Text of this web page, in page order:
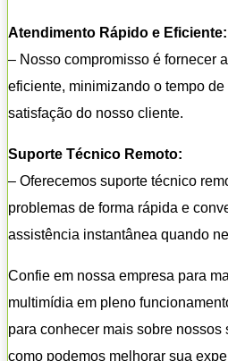
Atendimento Rápido e Eficiente:
– Nosso compromisso é fornecer
eficiente, minimizando o tempo
satisfação do nosso cliente.
Suporte Técnico Remoto:
– Oferecemos suporte técnico
problemas de forma rápida e
assistência instantânea quando
Confie em nossa empresa para
multimídia em pleno
para conhecer mais sobre
como podemos melhorar sua